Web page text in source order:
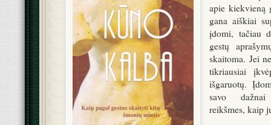
apie kiekvieną
gana aiškiai
įdomi, tačiau
gestų
skaitoma. Jei
tikriausiai
išgaruotų.
savo
reikšmes, kaip